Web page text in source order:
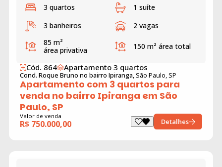
3 quartos
1 suíte
3 banheiros
2 vagas
85 m²
área privativa
150 m² área total
Cód. 864 Apartamento 3 quartos
Cond. Roque Bruno no bairro Ipiranga, São Paulo, SP
Apartamento com 3 quartos para
venda no bairro Ipiranga em São
Paulo, SP
Valor de venda
R$ 750.000,00 Detalhes